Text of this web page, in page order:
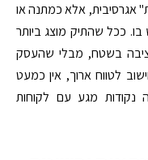
אגרסיבית, אלא כמתנה או
ככל שהתיק מוצג ביותר
בשטח, מבלי שהעסק
לטווח ארוך, אין כמעט
מגע עם לקוחות